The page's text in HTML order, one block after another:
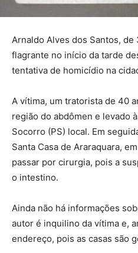
Arnaldo Alves dos Santos,
flagrante no início da tarde
tentativa de homicídio na
A vítima, um tratorista de 40
região do abdômen e levado
Socorro (PS) local. Em
Santa Casa de Araraquara,
passar por cirurgia, pois a
o intestino.
Ainda não há informações
autor é inquilino da vítima e,
endereço, pois as casas são